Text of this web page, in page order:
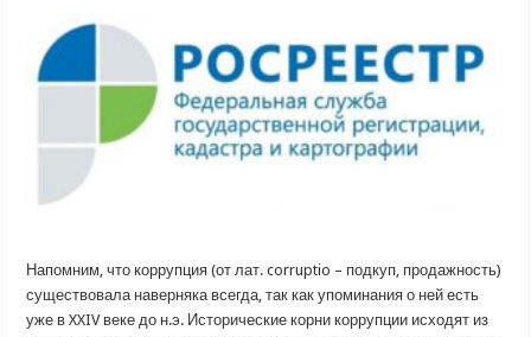
Напомним, что коррупция (от лат. corruptio – подкуп, продажность)
существовала наверняка всегда, так как упоминания о ней есть
уже в XXIV веке до н.э. Исторические корни коррупции исходят из